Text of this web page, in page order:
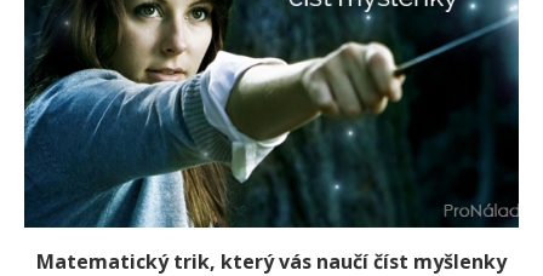
Matematický trik, který vás naučí číst myšlenky